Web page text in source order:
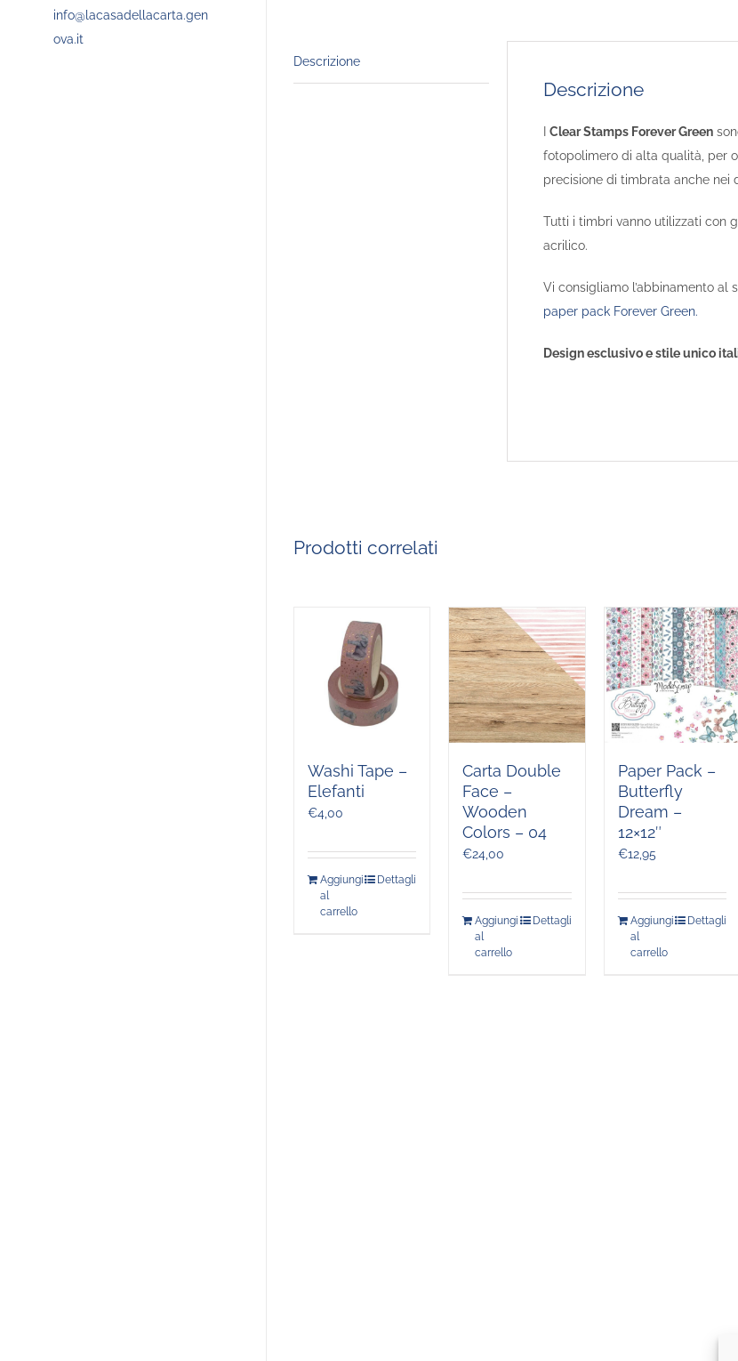
info@lacasadellacarta.gen
ova.it
Descrizione
Descrizione
Clear Stamps Forever Green
fotopolimero di alta qualità, per
precisione di timbrata anche nei
Tutti i timbri vanno utilizzati con
acrilico.
Vi consigliamo l’abbinamento al
paper pack Forever Green.
Design esclusivo e stile unico
Prodotti correlati
Washi Tape –
Elefanti
€4,00
Aggiungi
al
carrello
Dettagli
Carta Double
Face –
Wooden
Colors – 04
€24,00
Aggiungi
al
carrello
Dettagli
Paper Pack –
Butterfly
Dream –
12×12″
€12,95
Aggiungi
al
carrello
Dettagli